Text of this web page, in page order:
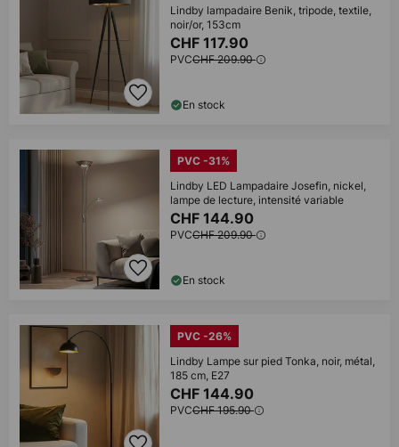
Lindby lampadaire Benik, tripode, textile,
noir/or, 153cm
CHF 117.90
PVCCHF 209.90
En stock
PVC -31%
Lindby LED Lampadaire Josefin, nickel,
lampe de lecture, intensité variable
CHF 144.90
PVCCHF 209.90
En stock
PVC -26%
Lindby Lampe sur pied Tonka, noir, métal,
185 cm, E27
CHF 144.90
PVCCHF 195.90